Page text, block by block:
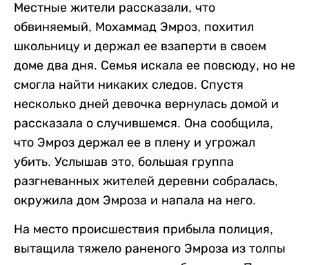
Местные жители рассказали, что
обвиняемый, Мохаммад Эмроз, похитил
школьницу и держал ее взаперти в своем
доме два дня. Семья искала ее повсюду, но не
смогла найти никаких следов. Спустя
несколько дней девочка вернулась домой и
рассказала о случившемся. Она сообщила,
что Эмроз держал ее в плену и угрожал
убить. Услышав это, большая группа
разгневанных жителей деревни собралась,
окружила дом Эмроза и напала на него.
На место происшествия прибыла полиция,
вытащила тяжело раненого Эмроза из толпы